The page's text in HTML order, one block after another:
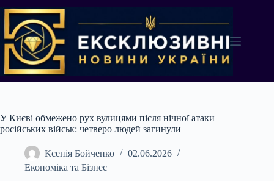
до
вмісту
У Києві обмежено рух вулицями після нічної атаки
російських військ: четверо людей загинули
Ксенія Бойченко
02.06.2026
Економіка та Бізнес